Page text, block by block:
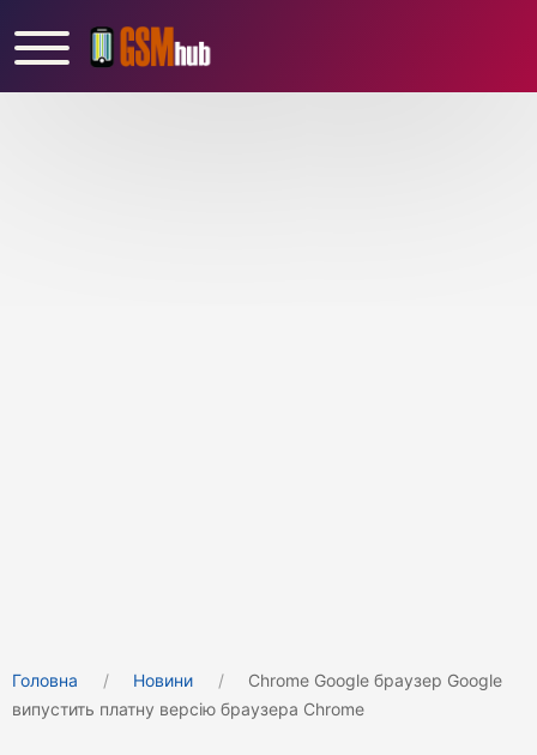
Головна Новини
Chrome Google браузер Google
випустить платну версію браузера Chrome